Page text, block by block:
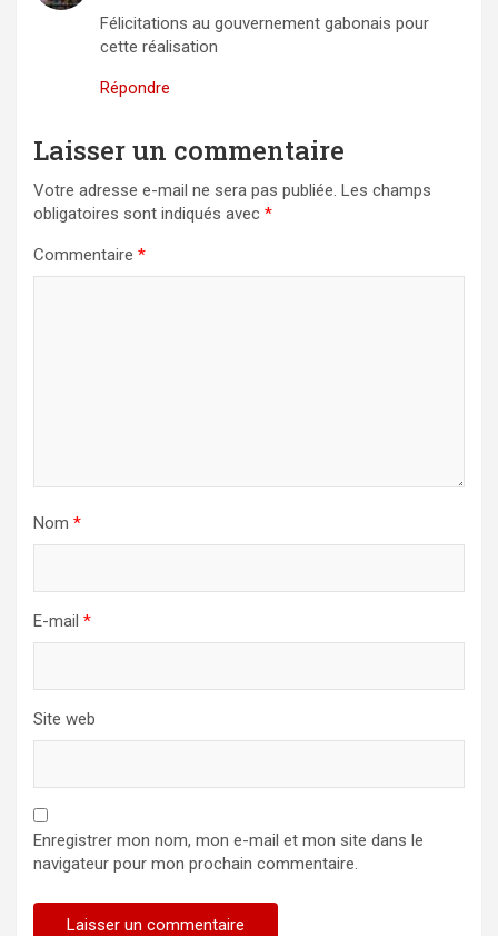
Félicitations au gouvernement gabonais pour
cette réalisation
Répondre
Laisser un commentaire
Votre adresse e-mail ne sera pas publiée. Les champs
obligatoires sont indiqués avec *
Commentaire *
Nom *
E-mail *
Site web
Enregistrer mon nom, mon e-mail et mon site dans le
navigateur pour mon prochain commentaire.